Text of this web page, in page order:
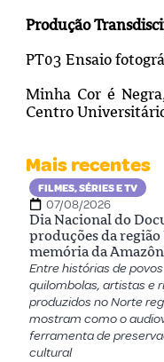
Produção
PT03 Ensaio
Minha Cor é
Centro
Mais recentes
FILMES, SÉRIES E TV
07/08/2026
Dia Nacional do
produções da
memória da
Entre histórias de
quilombolas, artistas e
produzidos no Norte
mostram como o
ferramenta de
cultural